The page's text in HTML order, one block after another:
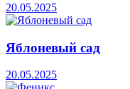
20.05.2025
Яблоневый сад
20.05.2025